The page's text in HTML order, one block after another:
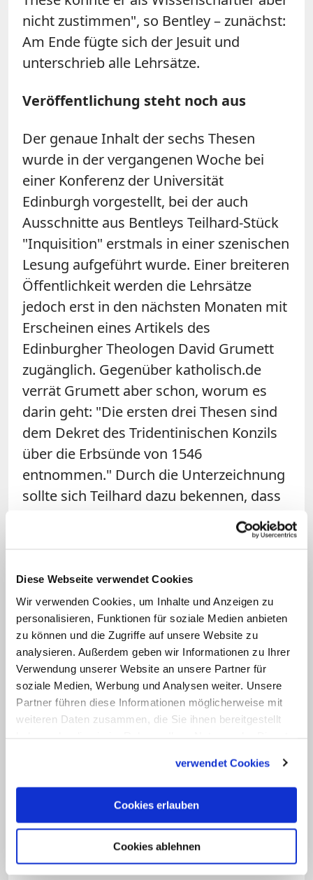
Diese Webseite verwendet Cookies
Wir verwenden Cookies, um Inhalte und Anzeigen zu
personalisieren, Funktionen für soziale Medien anbieten
zu können und die Zugriffe auf unsere Website zu
analysieren. Außerdem geben wir Informationen zu Ihrer
Verwendung unserer Website an unsere Partner für
soziale Medien, Werbung und Analysen weiter. Unsere
Partner führen diese Informationen möglicherweise mit
weiteren Daten zusammen, die Sie ihnen bereitgestellt
verwendet Cookies
Cookies erlauben
Cookies ablehnen
nicht zustimmen", so Bentley – zunächst:
Am Ende fügte sich der Jesuit und
unterschrieb alle Lehrsätze.
Veröffentlichung steht noch aus
Der genaue Inhalt der sechs Thesen
wurde in der vergangenen Woche bei
einer Konferenz der Universität
Edinburgh vorgestellt, bei der auch
Ausschnitte aus Bentleys Teilhard-Stück
"Inquisition" erstmals in einer szenischen
Lesung aufgeführt wurde. Einer breiteren
Öffentlichkeit werden die Lehrsätze
jedoch erst in den nächsten Monaten mit
Erscheinen eines Artikels des
Edinburgher Theologen David Grumett
zugänglich. Gegenüber katholisch.de
verrät Grumett aber schon, worum es
darin geht: "Die ersten drei Thesen sind
dem Dekret des Tridentinischen Konzils
über die Erbsünde von 1546
entnommen." Durch die Unterzeichnung
sollte sich Teilhard dazu bekennen, dass
Adam durch den Sündenfall seine
diese Ursünde auf seine Nachkommen
bei der Fortpflanzung übergeht. Auch die
Thesen fünf und sechs sind laut Grumett
der Lehre der Kirche entnommen: In
ihnen geht es um das Verhältnis von
Glauben und Vernunft, wie es das Erste
Vatikanische Konzil 1870 festgelegt hatte.
Glaube stehe demnach über der
Widerspruch zwischen Glaube und
Vernunft geben. "Die sechste These hält
fest, dass es unmöglich ist, das Dogma
im Licht fortschreitender Erkenntnis neu
zu interpretieren", erläutert Grumett.